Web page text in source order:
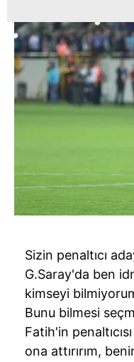
Sizin penaltıcı
G.Saray'da ben
kimseyi
Bunu bilmesi
Fatih'in
ona attırırım,